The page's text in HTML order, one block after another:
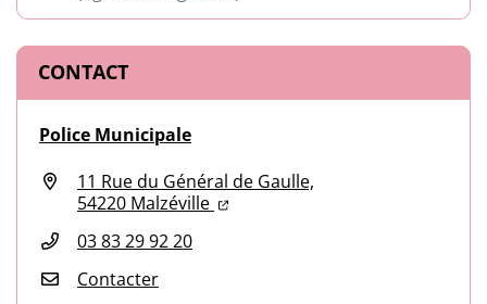
CONTACT
Police Municipale
11 Rue du Général de Gaulle,
54220 Malzéville (ouverture dans un nouvel
(ouverture dans un nouvel
03 83 29 92 20
Contacter